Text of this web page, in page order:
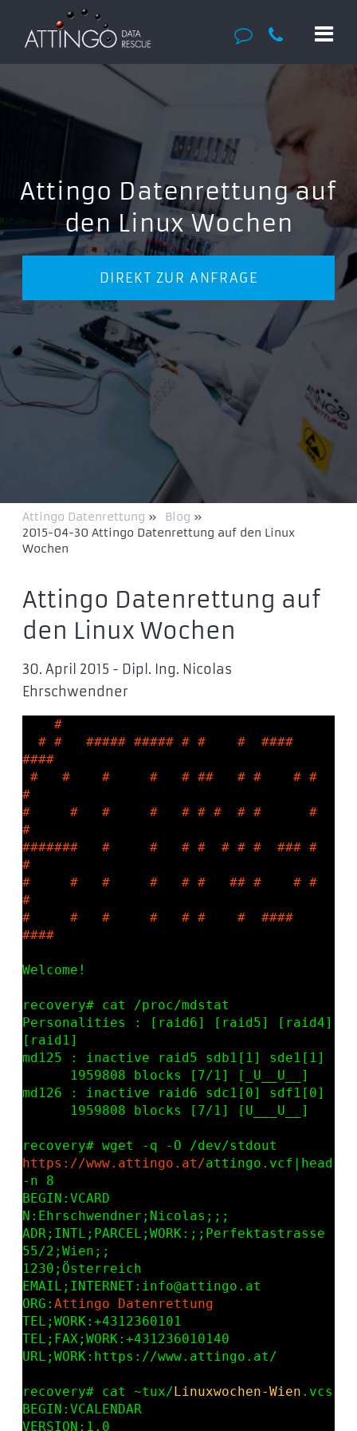
Attingo Datenrettung auf
den Linux Wochen
DIREKT ZUR ANFRAGE
Attingo Datenrettung » Blog »
2015-04-30 Attingo Datenrettung auf den Linux
Wochen
Attingo Datenrettung auf
den Linux Wochen
30. April 2015 - Dipl. Ing. Nicolas
Ehrschwendner
####
#
#     #   #     #   # # #  # #      #
#
#######   #     #   # #  # # #  ### #
#
#     #   #     #   # #   ## #    # #
#
#     #   #     #   # #    #  ####
Welcome!
recovery# cat /proc/mdstat
Personalities : [raid6] [raid5] [raid4]
[raid1]
md125 : inactive raid5 sdb1[1] sde1[1]
md126 : inactive raid6 sdc1[0] sdf1[0]
https://www.attingo.at/attingo.vcf|head
-n 8
BEGIN:VCARD
N:Ehrschwendner;Nicolas;;;
ADR;INTL;PARCEL;WORK:;;Perfektastrasse
55/2;Wien;;
1230;Österreich
EMAIL;INTERNET:info@attingo.at
ORG: Attingo Datenrettung
TEL;WORK:+4312360101
TEL;FAX;WORK:+431236010140
URL;WORK:https://www.attingo.at/
recovery# cat ~tux/ Linuxwochen-Wien .vcs
BEGIN:VCALENDAR
VERSION:1.0